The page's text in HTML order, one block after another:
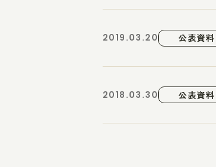
2019.03.20 公表資料
2018.03.30 公表資料